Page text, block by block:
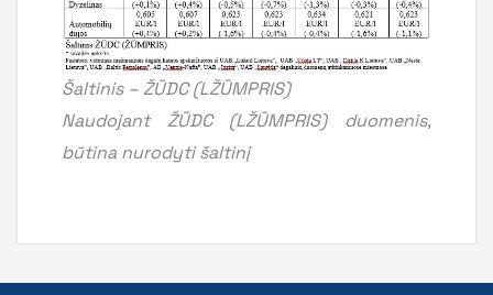
Šaltinis – ŽŪDC (LŽŪMPRIS)
Naudojant ŽŪDC (LŽŪMPRIS) duomenis,
būtina nurodyti šaltinį